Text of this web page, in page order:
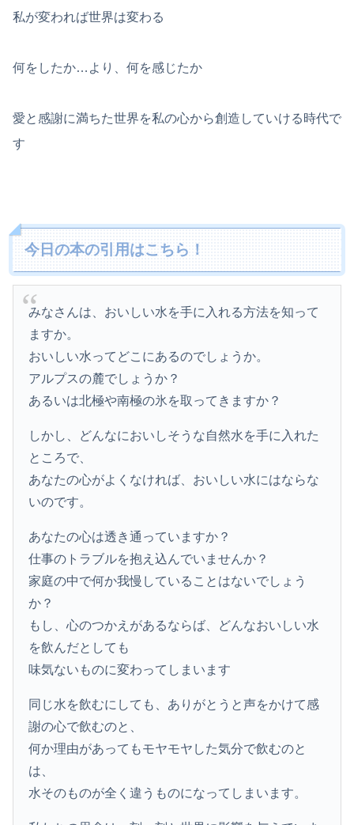
私が変われば世界は変わる
何をしたか…より、何を感じたか
愛と感謝に満ちた世界を私の心から創造していける時代で
す
今日の本の引用はこちら！
みなさんは、おいしい水を手に入れる方法を知って
ますか。
おいしい水ってどこにあるのでしょうか。
アルプスの麓でしょうか？
あるいは北極や南極の氷を取ってきますか？
しかし、どんなにおいしそうな自然水を手に入れた
ところで、
あなたの心がよくなければ、おいしい水にはならな
いのです。
あなたの心は透き通っていますか？
仕事のトラブルを抱え込んでいませんか？
家庭の中で何か我慢していることはないでしょう
か？
もし、心のつかえがあるならば、どんなおいしい水
を飲んだとしても
味気ないものに変わってしまいます
同じ水を飲むにしても、ありがとうと声をかけて感
謝の心で飲むのと、
何か理由があってもモヤモヤした気分で飲むのと
は、
水そのものが全く違うものになってしまいます。